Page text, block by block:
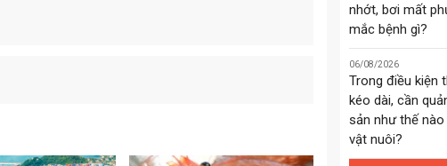
nhớt, bơi mất
mắc bệnh gì?
06/08/2026
Trong điều kiện
kéo dài, cần
sản như thế
vật nuôi?